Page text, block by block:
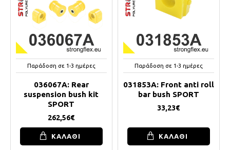
Παράδοση σε 1-3 ημέρες
036067A: Rear
suspension bush kit
SPORT
262,56€
ΚΑΛΑΘΙ
Παράδοση σε 1-3 ημέρες
031853A: Front anti roll
bar bush SPORT
33,23€
ΚΑΛΑΘΙ